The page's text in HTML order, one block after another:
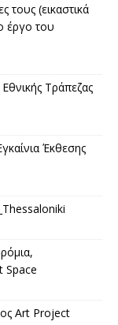
τους (εικαστικά
έργο του
Τράπεζας
Έκθεσης
Space
Art Project